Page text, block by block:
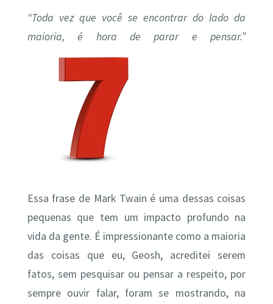
“Toda vez que você se encontrar do lado da
maioria, é hora de parar e pensar.”
Essa frase de Mark Twain é uma dessas coisas
pequenas que tem um impacto profundo na
vida da gente. É impressionante como a maioria
das coisas que eu, Geosh, acreditei serem
fatos, sem pesquisar ou pensar a respeito, por
sempre ouvir falar, foram se mostrando, na